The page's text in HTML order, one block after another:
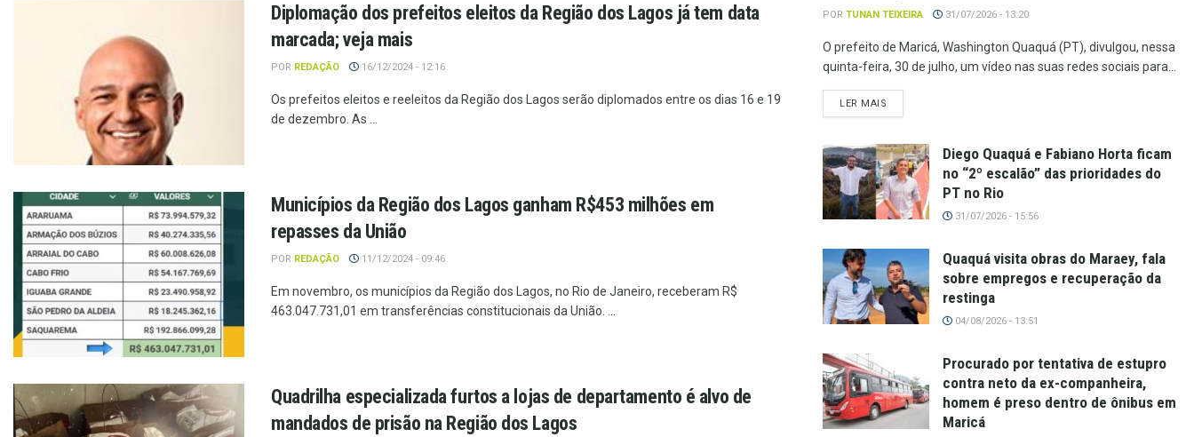
Diplomação dos prefeitos eleitos da Região dos Lagos já tem data
marcada; veja mais
POR REDAÇÃO 16/12/2024 - 12:16
Os prefeitos eleitos e reeleitos da Região dos Lagos serão diplomados entre os dias 16 e 19
de dezembro. As ...
Municípios da Região dos Lagos ganham R$453 milhões em
repasses da União
POR REDAÇÃO 11/12/2024 - 09:46
Em novembro, os municípios da Região dos Lagos, no Rio de Janeiro, receberam R$
463.047.731,01 em transferências constitucionais da União. ...
Quadrilha especializada furtos a lojas de departamento é alvo de
mandados de prisão na Região dos Lagos
POR TUNAN TEIXEIRA 31/07/2026 - 13:20
O prefeito de Maricá, Washington Quaquá (PT), divulgou, nessa
quinta-feira, 30 de julho, um vídeo nas suas redes sociais para...
LER MAIS
Diego Quaquá e Fabiano Horta ficam
no “2º escalão” das prioridades do
PT no Rio
31/07/2026 - 15:56
Quaquá visita obras do Maraey, fala
sobre empregos e recuperação da
restinga
04/08/2026 - 13:51
Procurado por tentativa de estupro
contra neto da ex-companheira,
homem é preso dentro de ônibus em
Maricá